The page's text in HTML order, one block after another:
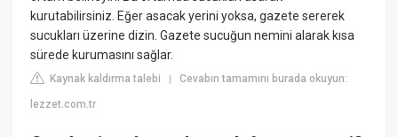
kurutabilirsiniz. Eğer asacak yerini yoksa, gazete sererek
sucukları üzerine dizin. Gazete sucuğun nemini alarak kısa
sürede kurumasını sağlar.
Kaynak kaldırma talebi |Cevabın tamamını burada okuyun:
lezzet.com.tr